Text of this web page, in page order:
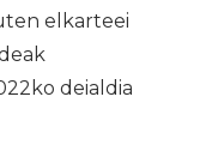
elkarteei
deialdia